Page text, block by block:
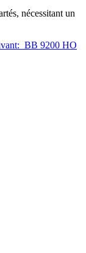
nécessitant un
BB 9200 HO